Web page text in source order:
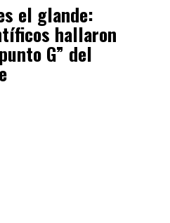
el glande:
hallaron
G” del